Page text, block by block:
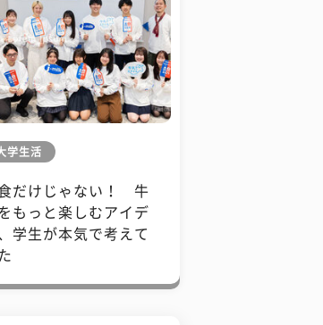
学生活
だけじゃない！ 牛
もっと楽しむアイデ
学生が本気で考えて